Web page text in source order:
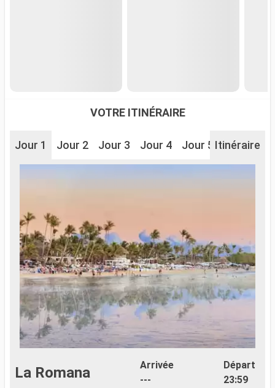
VOTRE ITINÉRAIRE
Jour 1 Jour 2 Jour 3 Jour 4 Jour 5 Jour 6
Itinéraire
La Romana
Arrivée
---
Départ
23:59